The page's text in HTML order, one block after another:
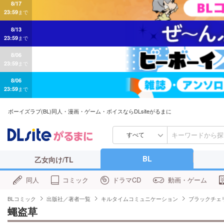
8/13
23:59まで
8/06
23:59まで
8/06
23:59まで
ボーイズラブ(BL)同人・漫画・ゲーム・ボイスならDLsiteがるまに
すべて
乙女向け/TL BL
同人 コミック ドラマCD 動画・ゲーム
BLコミック 出版社／著者一覧 キルタイムコミュニケーション ブラックチェ
蠅盗草